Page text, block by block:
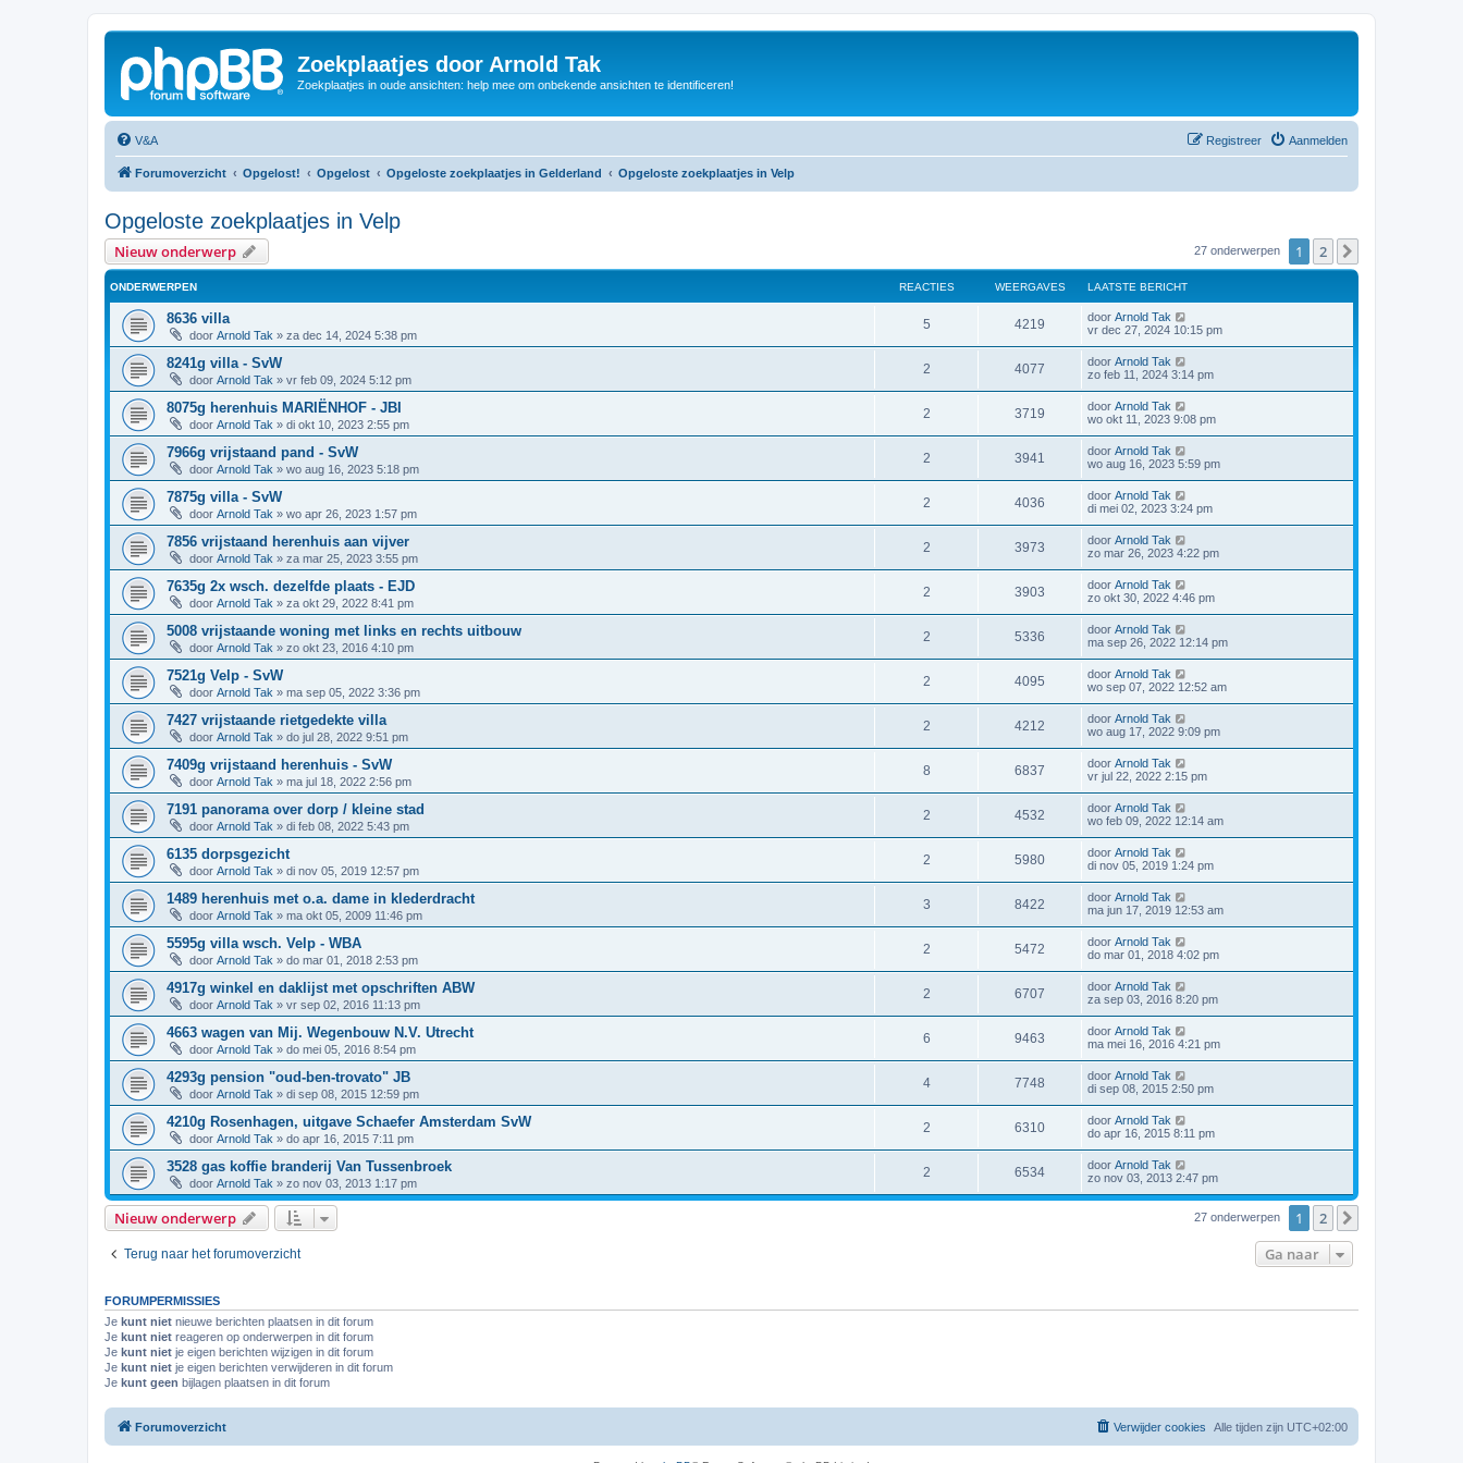
Zoekplaatjes door Arnold Tak
Zoekplaatjes in oude ansichten: help mee om onbekende ansichten te identificeren!
V&A Aanmelden
Registreer
Forumoverzicht Opgelost! Opgelost Opgeloste zoekplaatjes in Gelderland Opgeloste zoekplaatjes in Velp
Opgeloste zoekplaatjes in Velp
Nieuw onderwerp 27 onderwerpen 1 2
ONDERWERPEN REACTIES WEERGAVES LAATSTE BERICHT
8636 villa
door Arnold Tak » za dec 14, 2024 5:38 pm
5 4219 door Arnold Tak
vr dec 27, 2024 10:15 pm
8241g villa - SvW
door Arnold Tak » vr feb 09, 2024 5:12 pm
2 4077 door Arnold Tak
zo feb 11, 2024 3:14 pm
8075g herenhuis MARIËNHOF - JBI
door Arnold Tak » di okt 10, 2023 2:55 pm
2 3719 door Arnold Tak
wo okt 11, 2023 9:08 pm
7966g vrijstaand pand - SvW
door Arnold Tak » wo aug 16, 2023 5:18 pm
2 3941 door Arnold Tak
wo aug 16, 2023 5:59 pm
7875g villa - SvW
door Arnold Tak » wo apr 26, 2023 1:57 pm
2 4036 door Arnold Tak
di mei 02, 2023 3:24 pm
7856 vrijstaand herenhuis aan vijver
door Arnold Tak » za mar 25, 2023 3:55 pm
2 3973 door Arnold Tak
zo mar 26, 2023 4:22 pm
7635g 2x wsch. dezelfde plaats - EJD
door Arnold Tak » za okt 29, 2022 8:41 pm
2 3903 door Arnold Tak
zo okt 30, 2022 4:46 pm
5008 vrijstaande woning met links en rechts uitbouw
door Arnold Tak » zo okt 23, 2016 4:10 pm
2 5336 door Arnold Tak
ma sep 26, 2022 12:14 pm
7521g Velp - SvW
door Arnold Tak » ma sep 05, 2022 3:36 pm
2 4095 door Arnold Tak
wo sep 07, 2022 12:52 am
7427 vrijstaande rietgedekte villa
door Arnold Tak » do jul 28, 2022 9:51 pm
2 4212 door Arnold Tak
wo aug 17, 2022 9:09 pm
7409g vrijstaand herenhuis - SvW
door Arnold Tak » ma jul 18, 2022 2:56 pm
8 6837 door Arnold Tak
vr jul 22, 2022 2:15 pm
7191 panorama over dorp / kleine stad
door Arnold Tak » di feb 08, 2022 5:43 pm
2 4532 door Arnold Tak
wo feb 09, 2022 12:14 am
6135 dorpsgezicht
door Arnold Tak » di nov 05, 2019 12:57 pm
2 5980 door Arnold Tak
di nov 05, 2019 1:24 pm
1489 herenhuis met o.a. dame in klederdracht
door Arnold Tak » ma okt 05, 2009 11:46 pm
3 8422 door Arnold Tak
ma jun 17, 2019 12:53 am
5595g villa wsch. Velp - WBA
door Arnold Tak » do mar 01, 2018 2:53 pm
2 5472 door Arnold Tak
do mar 01, 2018 4:02 pm
4917g winkel en daklijst met opschriften ABW
door Arnold Tak » vr sep 02, 2016 11:13 pm
2 6707 door Arnold Tak
za sep 03, 2016 8:20 pm
4663 wagen van Mij. Wegenbouw N.V. Utrecht
door Arnold Tak » do mei 05, 2016 8:54 pm
6 9463 door Arnold Tak
ma mei 16, 2016 4:21 pm
4293g pension "oud-ben-trovato" JB
door Arnold Tak » di sep 08, 2015 12:59 pm
4 7748 door Arnold Tak
di sep 08, 2015 2:50 pm
4210g Rosenhagen, uitgave Schaefer Amsterdam SvW
door Arnold Tak » do apr 16, 2015 7:11 pm
2 6310 door Arnold Tak
do apr 16, 2015 8:11 pm
3528 gas koffie branderij Van Tussenbroek
door Arnold Tak » zo nov 03, 2013 1:17 pm
2 6534 door Arnold Tak
zo nov 03, 2013 2:47 pm
Nieuw onderwerp 27 onderwerpen 1 2
Terug naar het forumoverzicht Ga naar
FORUMPERMISSIES
Je kunt niet nieuwe berichten plaatsen in dit forum
Je kunt niet reageren op onderwerpen in dit forum
Je kunt niet je eigen berichten wijzigen in dit forum
Je kunt niet je eigen berichten verwijderen in dit forum
Je kunt geen bijlagen plaatsen in dit forum
Forumoverzicht Alle tijden zijn UTC+02:00
Verwijder cookies